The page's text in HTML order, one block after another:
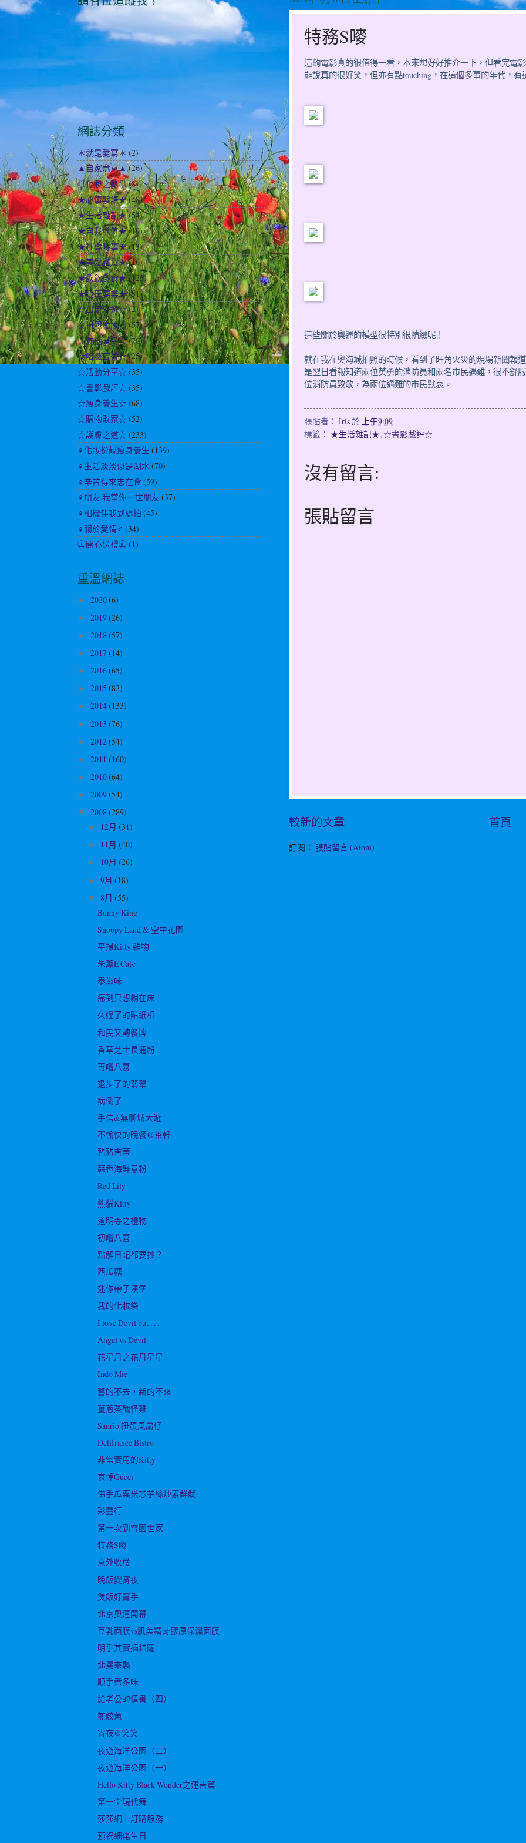
特務S嘜
這齣電影真的很值得一看，本來想好好推介一下，但看完電
能說真的很好笑，但亦有點touching，在這個多事的年代，有
這些關於奧運的模型很特別很精緻呢！
就在我在奧海城拍照的時候，看到了旺角火災的現場新聞報
是翌日看報知道兩位英勇的消防員和兩名市民遇難，很不舒
位消防員致敬，為兩位遇難的市民默哀。
張貼者： Iris於 上午9:09
標籤： ★生活雜記★, ☆書影戲評☆
沒有留言:
張貼留言
較新的文章 首頁
訂閱： 張貼留言 (Atom)
網誌分類
＊就是愛寫＊ (2)
▲自家煮意▲(26)
◎化妝之路◎(8)
★心事絮語★(48)
★生活雜記★(54)
★自我增值★(19)
★社會時事★(13)
★美髮護髮★(16)
★飲飲食食★(123)
★遊玩耍樂★(51)
☆出走外遊☆(2)
☆扮靚化妝☆(57)
☆其他試用☆(70)
☆哈囉吉蒂☆(25)
☆活動分享☆ (35)
☆書影戲評☆ (35)
☆瘦身養生☆ (68)
☆購物敗家☆ (52)
☆護膚之道☆ (233)
♀化妝扮靚瘦身養生 (139)
♀生活淡淡似是湖水 (70)
♀辛苦得來志在食 (59)
♀朋友.我當你一世朋友 (37)
♀相機伴我到處拍 (45)
♀關於愛情♂ (34)
㊣開心送禮㊣(1)
重溫網誌
► 2020(6)
► 2019(26)
► 2018 (57)
► 2017 (14)
► 2016(65)
► 2015 (83)
► 2014(133)
► 2013 (76)
► 2012(54)
► 2011 (160)
► 2010(64)
► 2009(54)
▼ 2008 (289)
► 12月 (31)
► 11月 (40)
► 10月 (26)
► 9月 (18)
▼ 8月 (55)
Bunny King
Snoopy Land & 空中花園
平掃Kitty 雜物
朱薰E Cafe
泰滋味
痛到只想躺在床上
久違了的貼紙相
和民又轉餐牌
香草芝士長通粉
再嚐八喜
退步了的翡翠
病倒了
手信&無聊城大遊
不愉快的晚餐@茶軒
豬豬吉蒂
蒜香海鮮意粉
Red Lily
熊貓Kitty
道明寺之禮物
初嚐八喜
點解日記都要抄？
西瓜糖
迷你帶子漢堡
我的化妝袋
I love Devil but . . .
Angel vs Devil
花星月之花月星星
Indo Mie
舊的不去，新的不來
薑蔥蒸醜怪雞
Sanrio 扭蛋風扇仔
Delifrance Bistro
非常實用的Kitty
哀悼Gucci
佛手瓜粟米芯芋絲炒素鮮魷
彩豐行
第一次到雪園世家
特務S嘜
意外收穫
晚飯變宵夜
煲飯好幫手
北京奧運開幕
豆乳面膜vs肌美精骨膠原保濕面膜
明乎其實插錯窿
北冕來襲
順手煮多味
給老公的情書（四）
煎鮫魚
宵夜@笑笑
夜遊海洋公園（二）
夜遊海洋公園（一）
Hello Kitty Black Wonder之運吉篇
第一堂現代舞
莎莎網上訂購服務
預祝細佬生日